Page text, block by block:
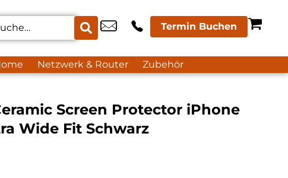
Termin Buchen
Netzwerk & Router Zubehör
Screen Protector iPhone
Wide Fit Schwarz